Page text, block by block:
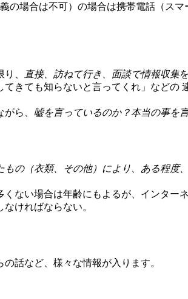
の場合は不可）の場合は携帯電話（ス
、 直接、訪ねて行き、面談で情報収集
きても知らないと言ってくれ」など
ら、 嘘を言っているのか？本当の事を
の（衣類、その他）により、ある程度
ない場合は年齢にもよるが、インタ
ければならない。
話など、様々な情報が入ります。